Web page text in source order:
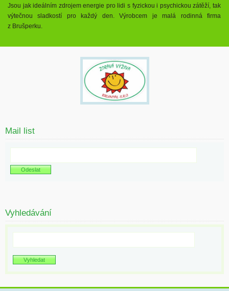
Jsou jak ideálním zdrojem energie pro lidi s fyzickou i psychickou zátěží, tak
výtečnou sladkostí pro každý den. Výrobcem je malá rodinná firma
z Brušperku.
Mail list
Vyhledávání